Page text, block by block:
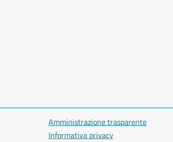
Amministrazione trasparente
Informativa privacy